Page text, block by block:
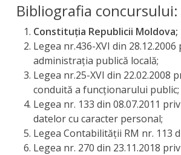
Bibliografia concursului:
Constituţia Republicii Moldova;
Legea nr.436-XVI din 28.12.2006
administraţia publică locală;
Legea nr.25-XVI din 22.02.2008
conduită a funcţionarului public;
Legea nr. 133 din 08.07.2011
datelor cu caracter personal;
Legea Contabilității RM nr. 113
Legea nr. 270 din 23.11.2018